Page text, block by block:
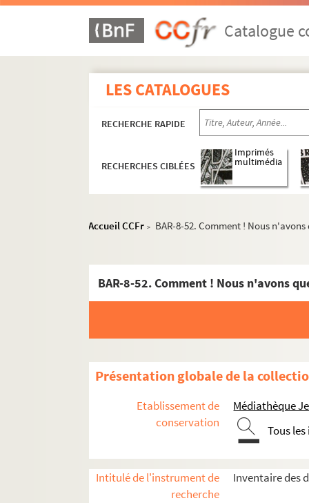
Catalogue
LES CATALOGUES
RECHERCHE RAPIDE
RECHERCHES CIBLÉES
Imprimés
multimédia
Accueil CCFr > BAR-8-52. Comment ! Nous
BAR-8-52. Comment ! Nous n'avons
Présentation globale de la
Etablissement de
conservation
Médiathèque
Tous
Intitulé de l'instrument de
recherche
Inventaire des
Juvénal (voir à Frondas)
Klenck ou P.K. ou Peka ou Kapé ou
Ladreyt
Lavée
A. Lemot
L.H.
Lewis
Mailly
Marchandeau, éd.
Marcilly
Mathis
ME
Meyer
Millet, Albert
Actualités
Actualité spéciale